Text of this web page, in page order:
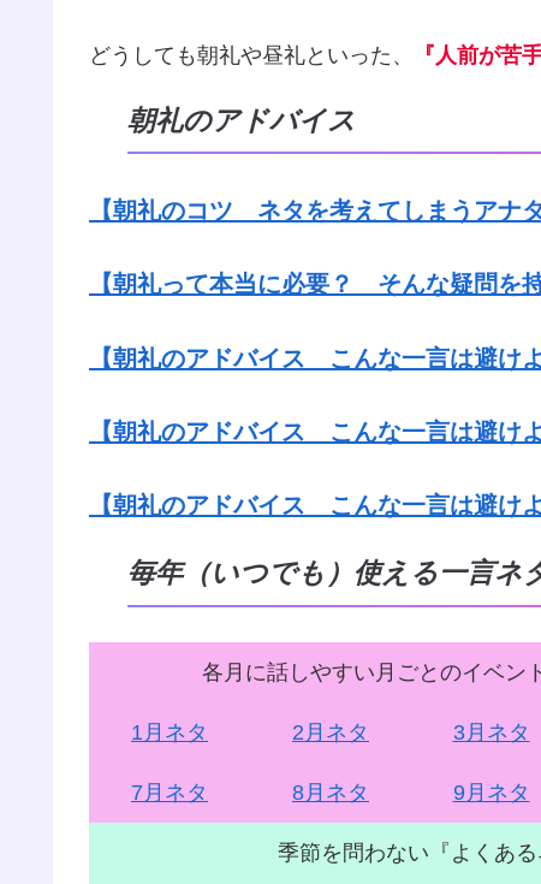
どうしても朝礼や昼礼といった、 『人前が苦
朝礼のアドバイス
【朝礼のコツ ネタを考えてしまうアナ
【朝礼って本当に必要？ そんな疑問を
【朝礼のアドバイス こんな一言は避
【朝礼のアドバイス こんな一言は避け
【朝礼のアドバイス こんな一言は避
毎年（いつでも）使える一言
各月に話しやすい月ごとのイベン
1月ネタ 2月ネタ 3月ネタ
7月ネタ 8月ネタ 9月ネタ
季節を問わない『よくあ